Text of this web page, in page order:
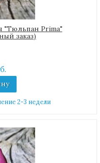
"Тюльпан Prima"
заказ)
2-3 недели